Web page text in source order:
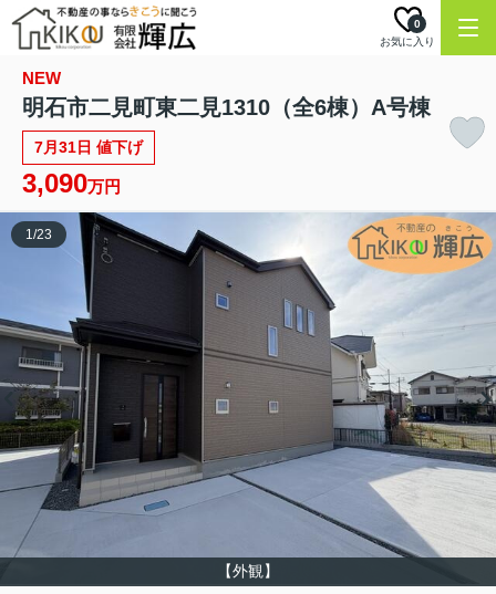
お気に入り
0
NEW
明石市二見町東二見1310（全6棟）A号棟
7月31日 値下げ
3,090万円
【外観】
1/23